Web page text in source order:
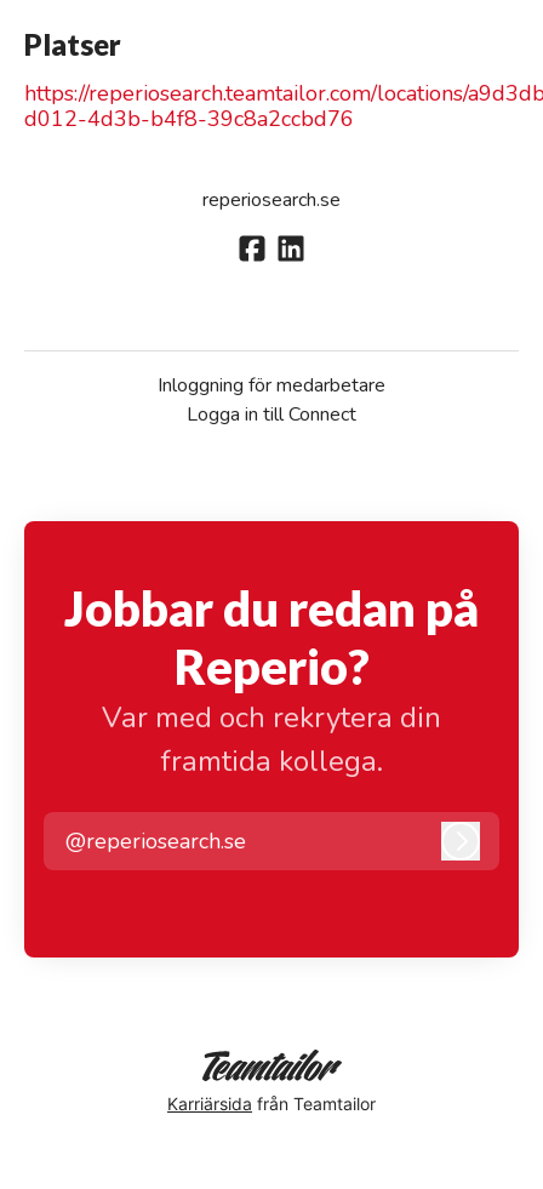
Platser
https://reperiosearch.teamtailor.com/locations/
d012-4d3b-b4f8-39c8a2ccbd76
reperiosearch.se
Inloggning för medarbetare
Logga in till Connect
Jobbar du redan på
Reperio?
Var med och rekrytera din
framtida kollega.
@reperiosearch.se
Karriärsida från Teamtailor